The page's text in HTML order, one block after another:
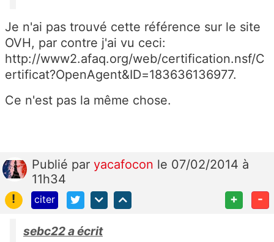
Je n'ai pas trouvé cette référence sur le site
OVH, par contre j'ai vu ceci:
http://www2.afaq.org/web/certification.nsf/C
ertificat?OpenAgent&ID=183636136977.
Ce n'est pas la même chose.
Publié par yacafocon le 07/02/2014 à
11h34
!
citer + -
sebc22 a écrit